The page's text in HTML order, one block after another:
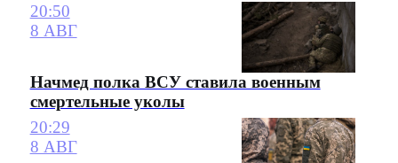
20:50
8 АВГ
Начмед полка ВСУ ставила военным
смертельные уколы
20:29
8 АВГ